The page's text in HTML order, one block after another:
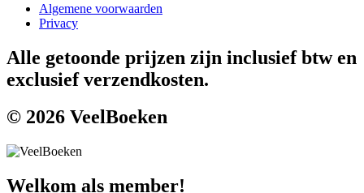
Algemene voorwaarden
Privacy
Alle getoonde prijzen zijn inclusief btw en
exclusief verzendkosten.
© 2026 VeelBoeken
Welkom als member!